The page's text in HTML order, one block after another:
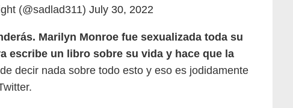
(@sadlad311) July 30, 2022
Marilyn Monroe fue sexualizada toda su
escribe un libro sobre su vida y hace que la
decir nada sobre todo esto y eso es jodidamente